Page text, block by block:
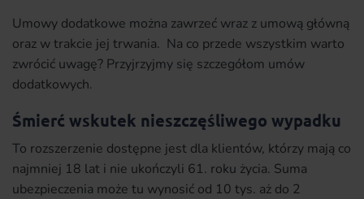
Umowy dodatkowe można zawrzeć wraz z umową główną
oraz w trakcie jej trwania. Na co przede wszystkim warto
zwrócić uwagę? Przyjrzyjmy się szczegółom umów
dodatkowych.
Śmierć wskutek nieszczęśliwego wypadku
To rozszerzenie dostępne jest dla klientów, którzy mają co
najmniej 18 lat i nie ukończyli 61. roku życia. Suma
ubezpieczenia może tu wynosić od 10 tys. aż do 2